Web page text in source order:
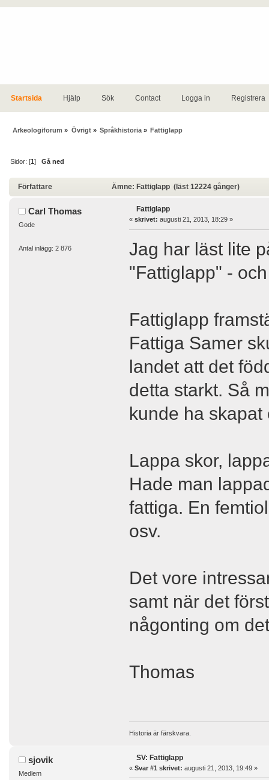
Startsida Hjälp Sök Contact Logga in Registrera
Arkeologiforum » Övrigt» Språkhistoria» Fattiglapp
Sidor: [1]Gå ned
Författare Ämne: Fattiglapp (läst 12224 gånger)
Carl Thomas
Gode
Antal inlägg: 2 876
Fattiglapp
« skrivet: augusti 21, 2013, 18:29 »
Jag har läst lite
"Fattiglapp" -
Fattiglapp
Fattiga Samer
landet att det
detta starkt. Så
kunde ha skapat
Lappa skor,
Hade man
fattiga. En
osv.
Det vore
samt när det
någonting om
Thomas
Historia är färskvara.
sjovik
Medlem
SV: Fattiglapp
« Svar #1 skrivet: augusti 21, 2013, 19:49 »